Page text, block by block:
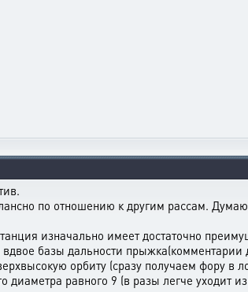
по отношению к другим рассам.
изначально имеет достаточно
базы дальности
орбиту (сразу получаем фору в
диаметра равного 9 (в разы легче уходит